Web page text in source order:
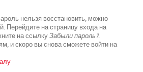
нельзя восстановить, можно
Перейдите на страницу входа на
на ссылкуЗабыли пароль?.
и скоро вы снова сможете войти на